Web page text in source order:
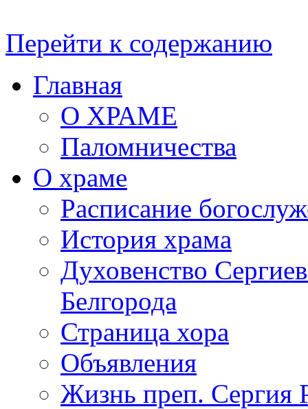
Перейти к содержанию
Главная
О ХРАМЕ
Паломничества
О храме
Расписание
История храма
Духовенство
Белгорода
Страница хора
Объявления
Жизнь преп. Сергия